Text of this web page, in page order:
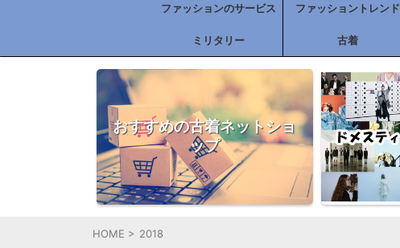
ファッションのサービス ファッショントレンド
ミリタリー 古着
おすすめの古着ネットショ
ップ
HOME > 2018